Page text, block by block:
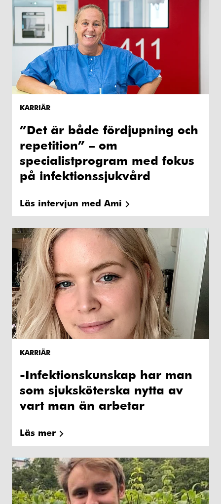
KARRIÄR
”Det är både fördjupning och
repetition” – om
specialistprogram med fokus
på infektionssjukvård
Läs intervjun med Ami
KARRIÄR
-Infektionskunskap har man
som sjuksköterska nytta av
vart man än arbetar
Läs mer